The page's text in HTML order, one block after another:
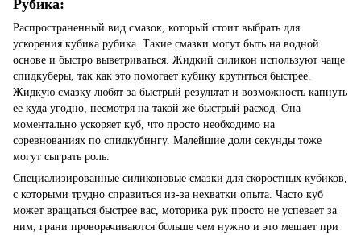
Рубика:
Распространенный вид смазок, который стоит выбрать для
ускорения кубика рубика. Такие смазки могут быть на водной
основе и быстро выветриваться. Жидкий силикон используют чаще
спидкуберы, так как это помогает кубику крутиться быстрее.
Жидкую смазку любят за быстрый результат и возможность капнуть
ее куда угодно, несмотря на такой же быстрый расход. Она
моментально ускоряет куб, что просто необходимо на
соревнованиях по спидкубингу. Малейшие доли секунды тоже
могут сыграть роль.
Специализированные силиконовые смазки для скоростных кубиков,
с которыми трудно справиться из-за нехватки опыта. Часто куб
может вращаться быстрее вас, моторика рук просто не успевает за
ним, грани проворачиваются больше чем нужно и это мешает при